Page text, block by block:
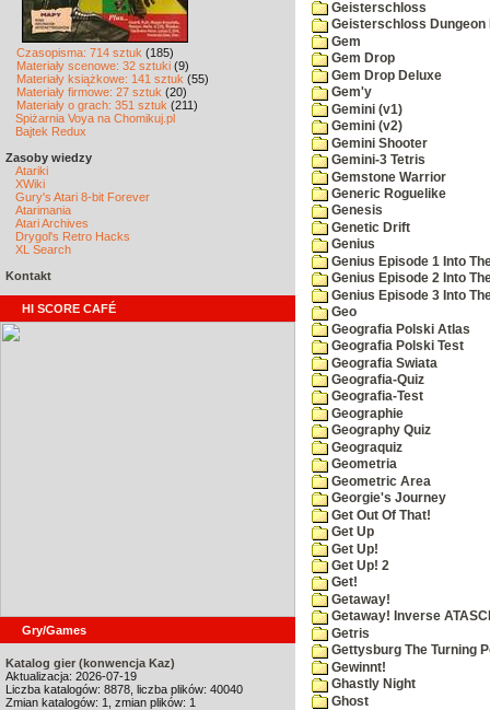
Czasopisma: 714 sztuk (185)
Materiały scenowe: 32 sztuki (9)
Materiały książkowe: 141 sztuk (55)
Materiały firmowe: 27 sztuk (20)
Materiały o grach: 351 sztuk (211)
Spiżarnia Voya na Chomikuj.pl
Bajtek Redux
Zasoby wiedzy
Atariki
XWiki
Gury's Atari 8-bit Forever
Atarimania
Atari Archives
Drygol's Retro Hacks
XL Search
Kontakt
HI SCORE CAFÉ
Gry/Games
Katalog gier (konwencja Kaz)
Aktualizacja: 2026-07-19
Liczba katalogów: 8878, liczba plików: 40040
Zmian katalogów: 1, zmian plików: 1
Geisterschloss
Geisterschloss Dungeon
Gem
Gem Drop
Gem Drop Deluxe
Gem'y
Gemini (v1)
Gemini (v2)
Gemini Shooter
Gemini-3 Tetris
Gemstone Warrior
Generic Roguelike
Genesis
Genetic Drift
Genius
Genius Episode 1 Into
Genius Episode 2 Into
Genius Episode 3 Into
Geo
Geografia Polski Atlas
Geografia Polski Test
Geografia Swiata
Geografia-Quiz
Geografia-Test
Geographie
Geography Quiz
Geograquiz
Geometria
Geometric Area
Georgie's Journey
Get Out Of That!
Get Up
Get Up!
Get Up! 2
Get!
Getaway!
Getaway! Inverse
Getris
Gettysburg The Turning
Gewinnt!
Ghastly Night
Ghost